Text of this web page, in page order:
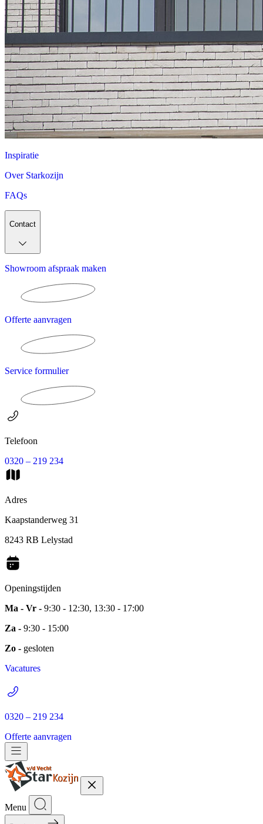
Inspiratie
Over Starkozijn
FAQs
Contact
Showroom afspraak maken
Offerte aanvragen
Service formulier
Telefoon
0320 – 219 234
Adres
Kaapstanderweg 31
8243 RB Lelystad
Openingstijden
Ma - Vr - 9:30 - 12:30, 13:30 - 17:00
Za - 9:30 - 15:00
Zo - gesloten
Vacatures
0320 – 219 234
Offerte aanvragen
Menu